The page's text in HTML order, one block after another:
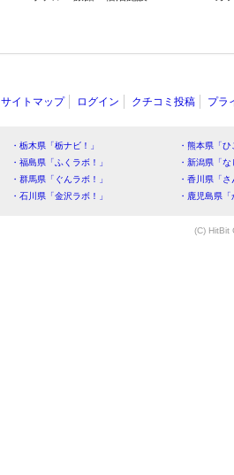
サイトマップ ログイン クチコミ投稿 プラ
・栃木県「栃ナビ！」
・熊本県「
・福島県「ふくラボ！」
・新潟県「
・群馬県「ぐんラボ！」
・香川県「
・石川県「金沢ラボ！」
・鹿児島県
(C) HitBit